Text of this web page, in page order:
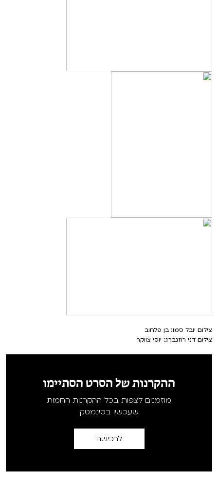
צילום יובל סמו: בן פלחוב
צילום דני רוזנברג: יוסי צווקר
ההקרנות של הסרט הסתיימו
מוזמנים לצפות בכל ההקרנות החמות
שעכשיו בסינמטק
לרכישה